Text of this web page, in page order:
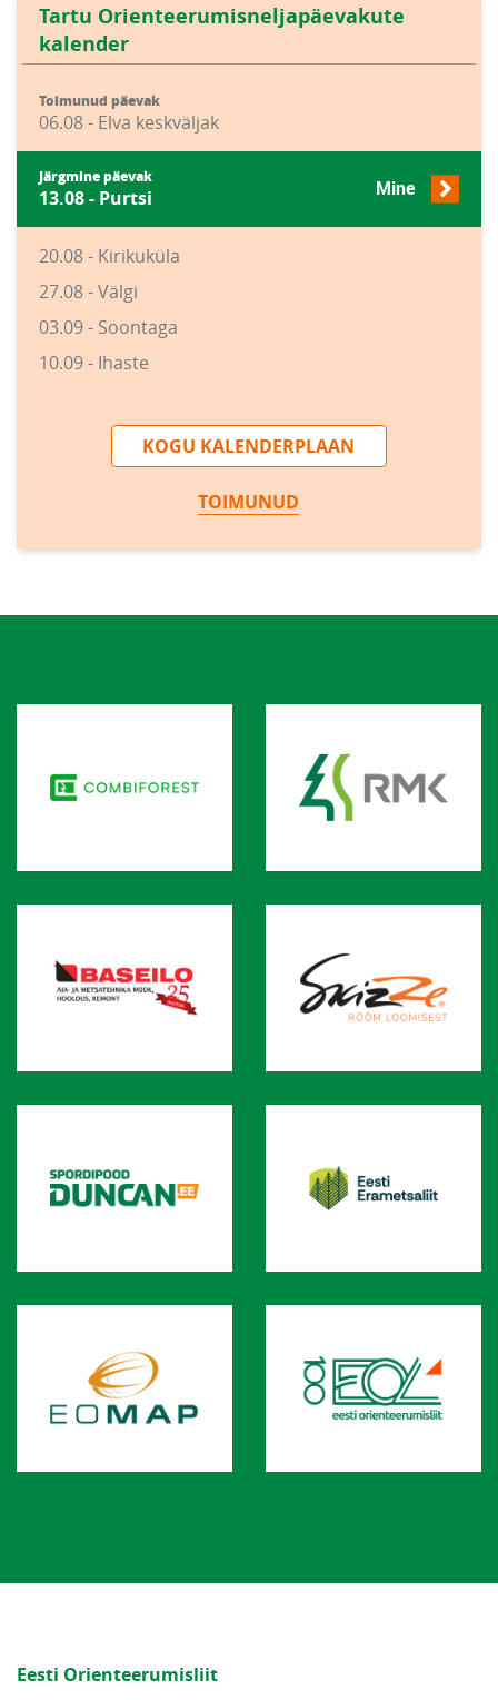
Tartu Orienteerumisneljapäevakute
kalender
Toimunud päevak
06.08 - Elva keskväljak
Järgmine päevak
13.08 - Purtsi Mine
20.08 - Kirikuküla
27.08 - Välgi
03.09 - Soontaga
10.09 - Ihaste
KOGU KALENDERPLAAN
TOIMUNUD
Eesti Orienteerumisliit